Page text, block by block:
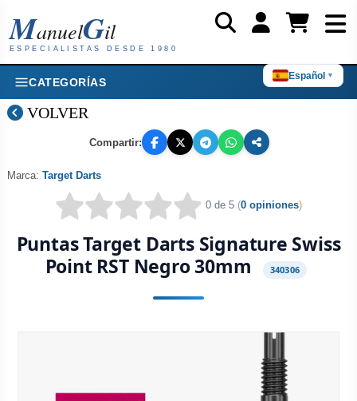
Español ▼
ManuelGil
ESPECIALISTAS DESDE 1980
CATEGORÍAS
VOLVER
Compartir:
0 de 5 (0 opiniones)
Puntas Target Darts Signature Swiss
Point RST Negro 30mm
340306
Marca: Target Darts